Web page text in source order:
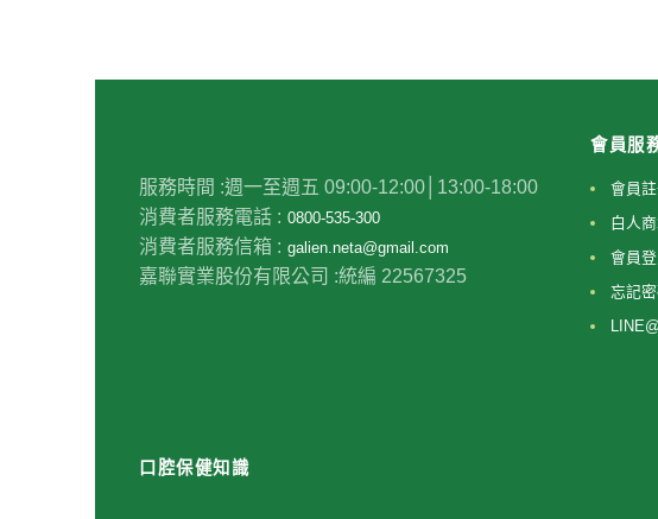
服務時間 :週一至週五 09:00-12:00│13:00-18:00
消費者服務電話 : 0800-535-300
消費者服務信箱 : galien.neta@gmail.com
嘉聯實業股份有限公司 :統編 22567325
會員服
會員
白人
會員登
忘記
口腔保健知識